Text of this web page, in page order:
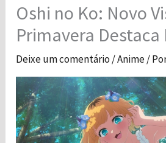
Oshi no Ko: Novo
Primavera Destaca
Deixe um comentário /Anime/